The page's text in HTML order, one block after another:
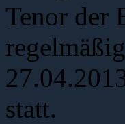
Tenor der
statt.